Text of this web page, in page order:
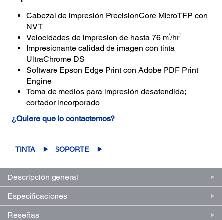
Cabezal de impresión PrecisionCore MicroTFP con
NVT
Velocidades de impresión de hasta 76 m2/hr1
Impresionante calidad de imagen con tinta
UltraChrome DS
Software Epson Edge Print con Adobe PDF Print
Engine
Toma de medios para impresión desatendida;
cortador incorporado
¿Quiere que lo contactemos?
TINTA SOPORTE
Descripción general
Especificaciones
Reseñas